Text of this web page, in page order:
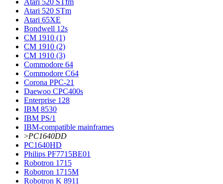
Atari 520 STm
Atari 65XE
Bondwell 12s
CM 1910 (1)
CM 1910 (2)
CM 1910 (3)
Commodore 64
Commodore С64
Corona PPC-21
Daewoo CPC400s
Enterprise 128
IBM 8530
IBM PS/1
IBM-compatible mainframes
>PC1640DD
PC1640HD
Philips PF7715BE01
Robotron 1715
Robotron 1715М
Robotron K 8911